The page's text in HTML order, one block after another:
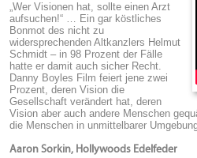
„Wer Visionen hat, sollte einen Arzt
aufsuchen!“ … Ein gar köstliches
Bonmot des nicht zu
widersprechenden Altkanzlers Helmut
Schmidt – in 98 Prozent der Fälle
hatte er damit auch sicher Recht.
Danny Boyles Film feiert jene zwei
Prozent, deren Vision die
Gesellschaft verändert hat, deren
Vision aber auch andere Menschen
die Menschen in unmittelbarer
Aaron Sorkin, Hollywoods Edelfeder